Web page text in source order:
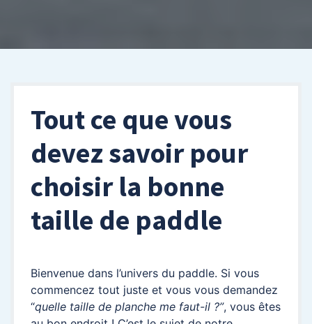
Tout ce que vous
devez savoir pour
choisir la bonne
taille de paddle
Bienvenue dans l’univers du paddle. Si vous
commencez tout juste et vous vous demandez
“quelle taille de planche me faut-il ?”, vous êtes